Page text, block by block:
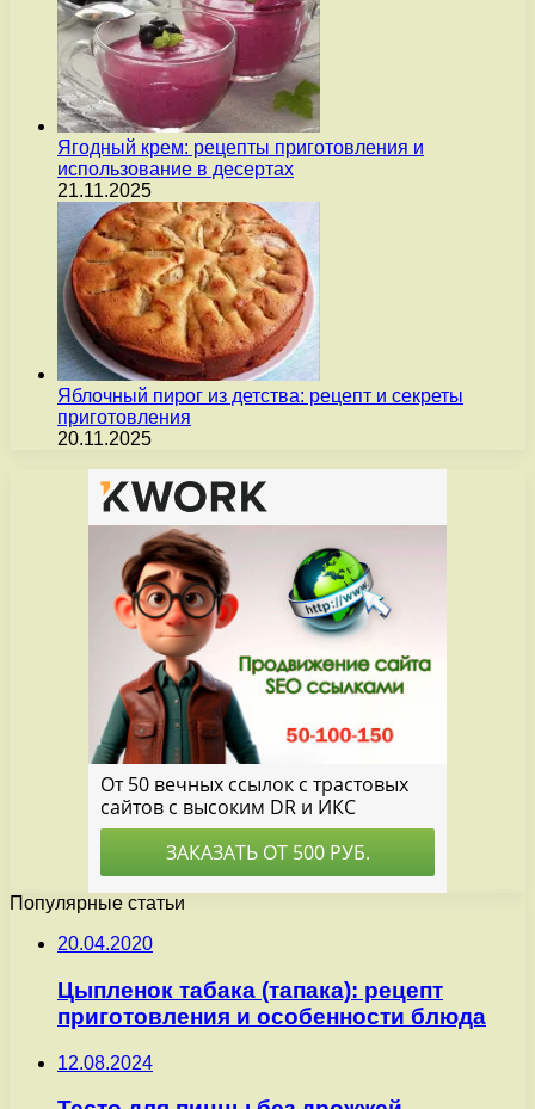
Ягодный крем: рецепты приготовления и
использование в десертах
21.11.2025
Яблочный пирог из детства: рецепт и секреты
приготовления
20.11.2025
Популярные статьи
20.04.2020
Цыпленок табака (тапака): рецепт
приготовления и особенности блюда
12.08.2024